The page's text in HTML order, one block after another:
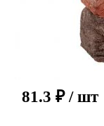
81.3 ₽ / шт